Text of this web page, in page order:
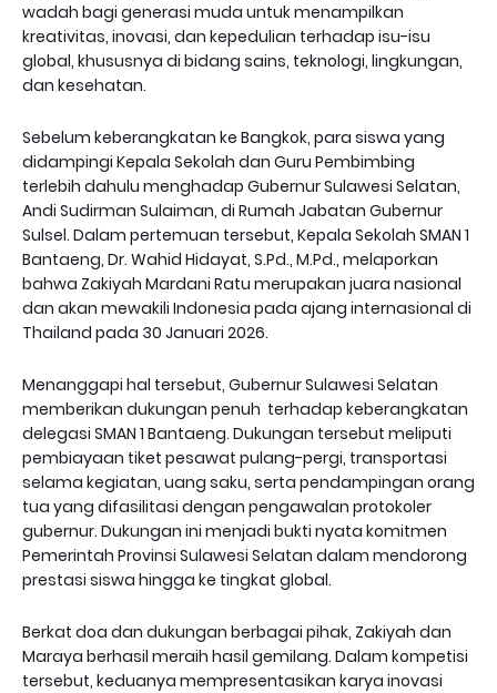
wadah bagi generasi muda untuk menampilkan
kreativitas, inovasi, dan kepedulian terhadap isu-isu
global, khususnya di bidang sains, teknologi, lingkungan,
dan kesehatan.
Sebelum keberangkatan ke Bangkok, para siswa yang
didampingi Kepala Sekolah dan Guru Pembimbing
terlebih dahulu menghadap Gubernur Sulawesi Selatan,
Andi Sudirman Sulaiman, di Rumah Jabatan Gubernur
Sulsel. Dalam pertemuan tersebut, Kepala Sekolah SMAN 1
Bantaeng, Dr. Wahid Hidayat, S.Pd., M.Pd., melaporkan
bahwa Zakiyah Mardani Ratu merupakan juara nasional
dan akan mewakili Indonesia pada ajang internasional di
Thailand pada 30 Januari 2026.
Menanggapi hal tersebut, Gubernur Sulawesi Selatan
memberikan dukungan penuh terhadap keberangkatan
delegasi SMAN 1 Bantaeng. Dukungan tersebut meliputi
pembiayaan tiket pesawat pulang-pergi, transportasi
selama kegiatan, uang saku, serta pendampingan orang
tua yang difasilitasi dengan pengawalan protokoler
gubernur. Dukungan ini menjadi bukti nyata komitmen
Pemerintah Provinsi Sulawesi Selatan dalam mendorong
prestasi siswa hingga ke tingkat global.
Berkat doa dan dukungan berbagai pihak, Zakiyah dan
Maraya berhasil meraih hasil gemilang. Dalam kompetisi
tersebut, keduanya mempresentasikan karya inovasi